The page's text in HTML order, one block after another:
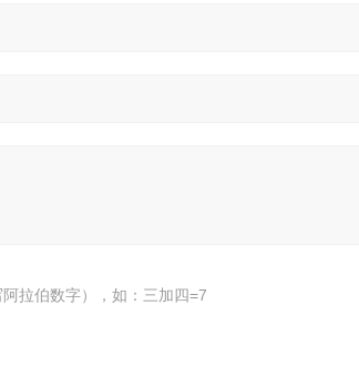
拉伯数字），如：三加四=7